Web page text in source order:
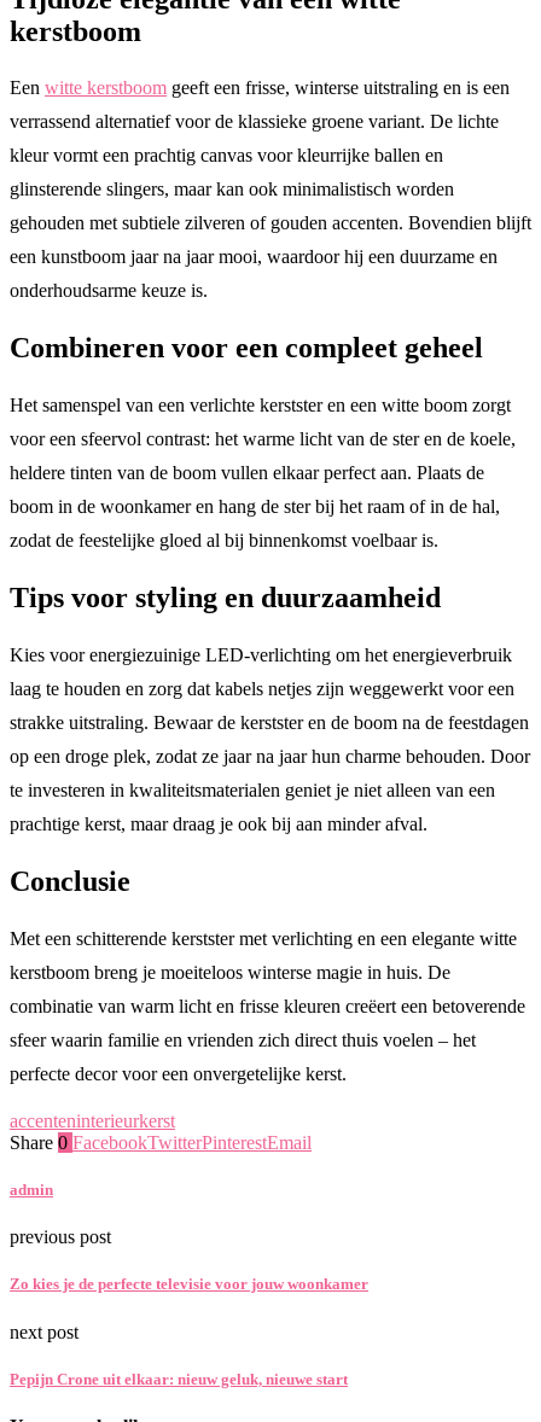
kerstboom
Een witte kerstboom geeft een frisse, winterse uitstraling en is een
verrassend alternatief voor de klassieke groene variant. De lichte
kleur vormt een prachtig canvas voor kleurrijke ballen en
glinsterende slingers, maar kan ook minimalistisch worden
gehouden met subtiele zilveren of gouden accenten. Bovendien blijft
een kunstboom jaar na jaar mooi, waardoor hij een duurzame en
onderhoudsarme keuze is.
Combineren voor een compleet geheel
Het samenspel van een verlichte kerstster en een witte boom zorgt
voor een sfeervol contrast: het warme licht van de ster en de koele,
heldere tinten van de boom vullen elkaar perfect aan. Plaats de
boom in de woonkamer en hang de ster bij het raam of in de hal,
zodat de feestelijke gloed al bij binnenkomst voelbaar is.
Tips voor styling en duurzaamheid
Kies voor energiezuinige LED-verlichting om het energieverbruik
laag te houden en zorg dat kabels netjes zijn weggewerkt voor een
strakke uitstraling. Bewaar de kerstster en de boom na de feestdagen
op een droge plek, zodat ze jaar na jaar hun charme behouden. Door
te investeren in kwaliteitsmaterialen geniet je niet alleen van een
prachtige kerst, maar draag je ook bij aan minder afval.
Conclusie
Met een schitterende kerstster met verlichting en een elegante witte
kerstboom breng je moeiteloos winterse magie in huis. De
combinatie van warm licht en frisse kleuren creëert een betoverende
sfeer waarin familie en vrienden zich direct thuis voelen – het
perfecte decor voor een onvergetelijke kerst.
accenteninterieurkerst
Share 0 FacebookTwitterPinterestEmail
admin
previous post
Zo kies je de perfecte televisie voor jouw woonkamer
next post
Pepijn Crone uit elkaar: nieuw geluk, nieuwe start